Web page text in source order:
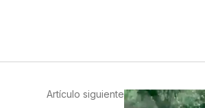
Artículo siguiente